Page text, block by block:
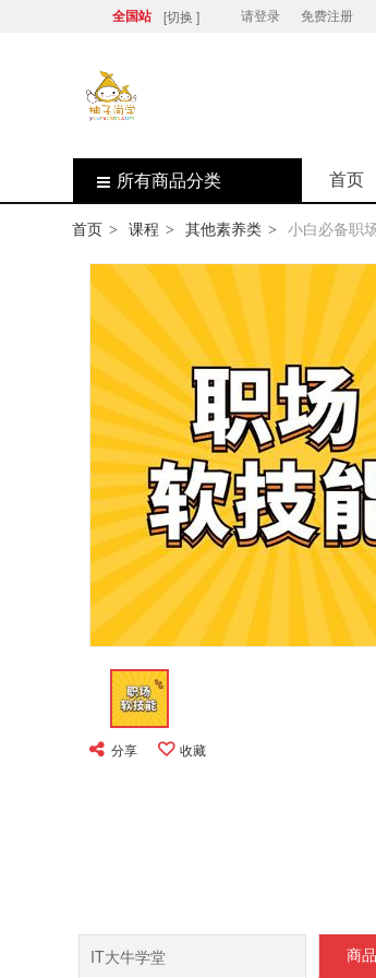
全国站 [切换 ] 请登录 免费注册
所有商品分类 首页
首页 > 课程 > 其他素养类 > 小白必备职
分享 收藏
商
IT大牛学堂